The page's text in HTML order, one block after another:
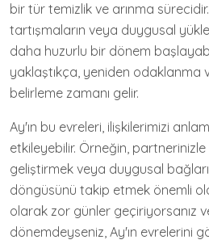
bir tür temizlik ve arınma
tartışmaların veya duygusal
daha huzurlu bir dönem
yaklaştıkça, yeniden odaklanma
belirleme zamanı gelir.
Ay'ın bu evreleri, ilişkilerimizi
etkileyebilir. Örneğin, partnerinizle
geliştirmek veya duygusal
döngüsünü takip etmek önemli
olarak zor günler geçiriyorsanız
dönemdeyseniz, Ay'ın evrelerini